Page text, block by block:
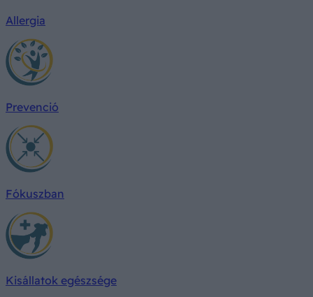
Allergia
Prevenció
Fókuszban
Kisállatok egészsége